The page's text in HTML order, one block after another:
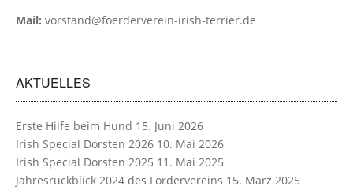
Mail: vorstand@foerderverein-irish-terrier.de
AKTUELLES
Erste Hilfe beim Hund 15. Juni 2026
Irish Special Dorsten 2026 10. Mai 2026
Irish Special Dorsten 2025 11. Mai 2025
Jahresrückblick 2024 des Fördervereins 15. März 2025